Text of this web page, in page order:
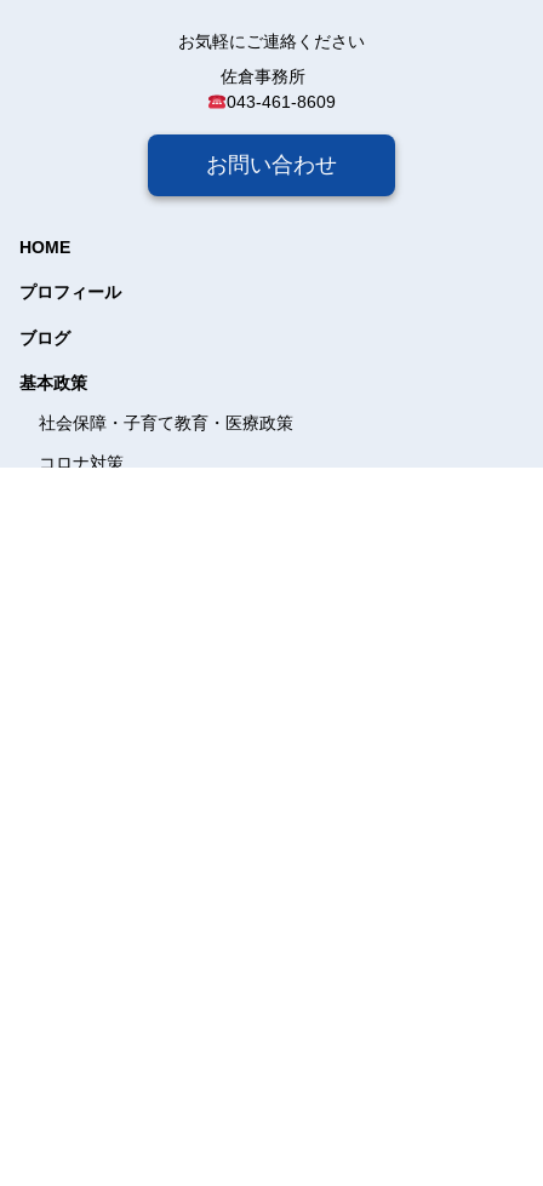
お気軽にご連絡ください
佐倉事務所
043-461-8609
お問い合わせ
HOME
プロフィール
ブログ
基本政策
社会保障・子育て教育・ 医療政策
コロナ対策